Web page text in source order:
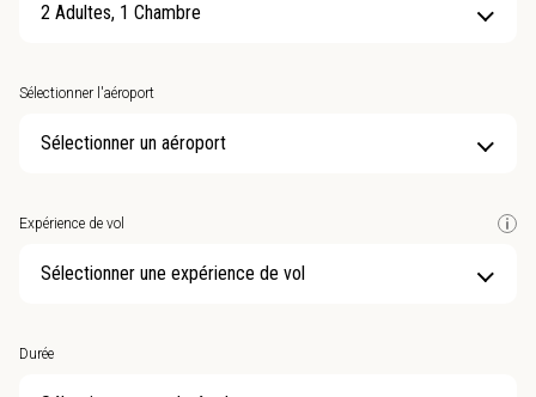
2 Adultes, 1 Chambre
Sélectionner l'aéroport
Sélectionner un aéroport
Expérience de vol
Sélectionner une expérience de vol
Durée